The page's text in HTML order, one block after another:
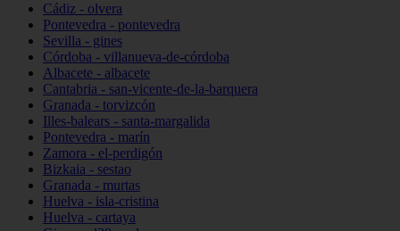
Cádiz - olvera
Pontevedra - pontevedra
Sevilla - gines
Córdoba - villanueva-de-córdoba
Albacete - albacete
Cantabria - san-vicente-de-la-barquera
Granada - torvizcón
Illes-balears - santa-margalida
Pontevedra - marín
Zamora - el-perdigón
Bizkaia - sestao
Granada - murtas
Huelva - isla-cristina
Huelva - cartaya